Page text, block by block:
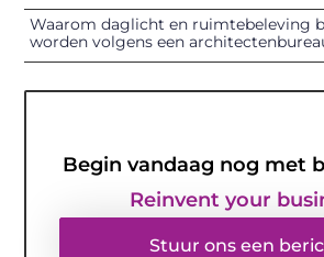
Waarom daglicht en ruimtebeleving
worden volgens een
Begin vandaag nog met
Reinvent your
Stuur ons een